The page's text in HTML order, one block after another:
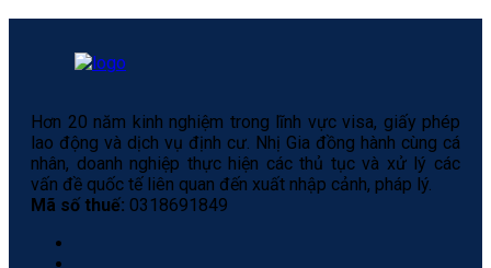
Hơn 20 năm kinh nghiệm trong lĩnh vực visa, giấy phép
lao động và dịch vụ định cư. Nhị Gia đồng hành cùng cá
nhân, doanh nghiệp thực hiện các thủ tục và xử lý các
vấn đề quốc tế liên quan đến xuất nhập cảnh, pháp lý.
Mã số thuế: 0318691849